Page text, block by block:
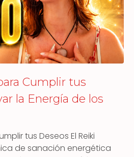
Cumplir tus
la Energía de los
tus Deseos El Reiki
de sanación energética